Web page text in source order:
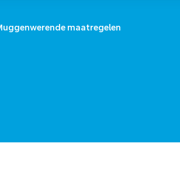
medisch adviesAmbulancevervoer
maatregelen